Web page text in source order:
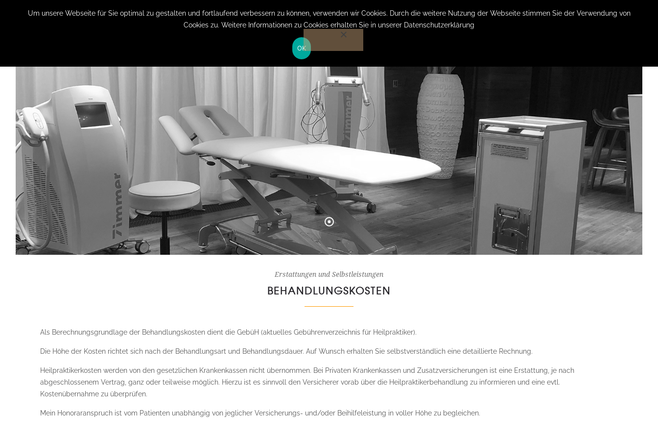
HOME LEISTUNGEN
Erstattungen und Selbstleistungen
BEHANDLUNGSKOSTEN
Als Berechnungsgrundlage der Behandlungskosten dient die GebüH (aktuelles Gebührenverzeichnis für Heilpraktiker).
Die Höhe der Kosten richtet sich nach der Behandlungsart und Behandlungsdauer. Auf Wunsch erhalten Sie selbstverständlich eine detaillierte Rechnung.
Heilpraktikerkosten werden von den gesetzlichen Krankenkassen nicht übernommen. Bei Privaten Krankenkassen und Zusatzversicherungen ist eine Erstattung, je nach
abgeschlossenem Vertrag, ganz oder teilweise möglich. Hierzu ist es sinnvoll den Versicherer vorab über die Heilpraktikerbehandlung zu informieren und eine evtl.
Kostenübernahme zu überprüfen.
Mein Honoraranspruch ist vom Patienten unabhängig von jeglicher Versicherungs- und/oder Beihilfeleistung in voller Höhe zu begleichen.
Um unsere Webseite für Sie optimal zu gestalten und fortlaufend verbessern zu können, verwenden wir Cookies. Durch die weitere Nutzung der Webseite stimmen Sie der Verwendung von
Cookies zu. Weitere Informationen zu Cookies erhalten Sie in unserer Datenschutzerklärung
OK